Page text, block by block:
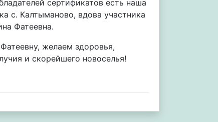
сертификатов есть наша
с. Калтыманово, вдова участника
Фатеевна.
желаем здоровья,
и скорейшего новоселья!